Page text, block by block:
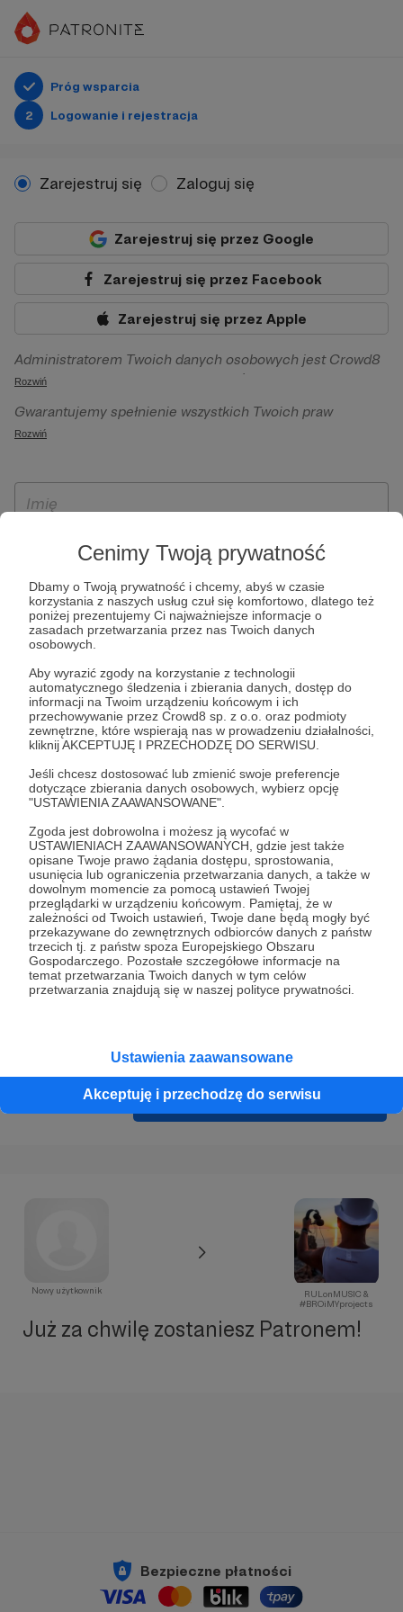
Cenimy Twoją prywatność
Dbamy o Twoją prywatność i chcemy, abyś w czasie
korzystania z naszych usług czuł się komfortowo, dlatego też
poniżej prezentujemy Ci najważniejsze informacje o
zasadach przetwarzania przez nas Twoich danych
osobowych.
Aby wyrazić zgody na korzystanie z technologii
automatycznego śledzenia i zbierania danych, dostęp do
informacji na Twoim urządzeniu końcowym i ich
przechowywanie przez Crowd8 sp. z o.o. oraz podmioty
zewnętrzne, które wspierają nas w prowadzeniu działalności,
kliknij AKCEPTUJĘ I PRZECHODZĘ DO SERWISU.
Jeśli chcesz dostosować lub zmienić swoje preferencje
dotyczące zbierania danych osobowych, wybierz opcję
"USTAWIENIA ZAAWANSOWANE".
Zgoda jest dobrowolna i możesz ją wycofać w
USTAWIENIACH ZAAWANSOWANYCH, gdzie jest także
opisane Twoje prawo żądania dostępu, sprostowania,
usunięcia lub ograniczenia przetwarzania danych, a także w
dowolnym momencie za pomocą ustawień Twojej
przeglądarki w urządzeniu końcowym. Pamiętaj, że w
zależności od Twoich ustawień, Twoje dane będą mogły być
przekazywane do zewnętrznych odbiorców danych z państw
trzecich tj. z państw spoza Europejskiego Obszaru
Gospodarczego. Pozostałe szczegółowe informacje na
temat przetwarzania Twoich danych w tym celów
przetwarzania znajdują się w naszej polityce prywatności.
Ustawienia zaawansowane
Akceptuję i przechodzę do serwisu
Próg wsparcia
2
Logowanie i rejestracja
Zarejestruj się Zaloguj się
Zarejestruj się przez Google
Zarejestruj się przez Facebook
Zarejestruj się przez Apple
Administratorem Twoich danych osobowych jest Crowd8
sp. z o.o. z siedziba w Warszawie, ul. Żwirki i Wigury 16, 02-
092 Warszawa. Twoje dane osobowe będą przetwarzane w
szczególności w celu wykonania umowy zawartej z Tobą, w
Patronite.pl, w tym możliwości dokonywania oraz
otrzymywania wsparcia na naszej platformie oraz
Rozwiń
Gwarantujemy spełnienie wszystkich Twoich praw
wynikających z ogólnego rozporządzenia o ochronie
ich przenoszenia, niepodlegania zautomatyzowanemu
wyrażenia sprzeciwu wobec przetwarzania Twoich danych
osobowych. Rejestracja dla osób niepełnoletnich możliwa
jest po przekazaniu podpisanego formularza "Zgodna na
założenie konta przez osobę niepełnoletnią", formularz
dostępny jest na stronie regulaminu Patronite.pl.
Rozwiń
* Zapoznałem się i akceptujęRegulaminserwisu oraz
Prywatności.
* Wyrażam zgodę na przetwarzanie moich danych
osobowych podanych w formularzu rejestracyjnym w celu
prawidłowego świadczenia usług serwisu Patronite.
Wyrażam zgodę na otrzymywanie drogą elektroniczną
informacji handlowych - newslettera. Opcja ta może zostać
zmieniona w ustawieniach konta.
Cofnij Zarejestruj się i przejdź dalej
Nowy użytkownik
RULonMUSIC &
#BROiMYprojects
Już za chwilę zostaniesz Patronem!
Bezpieczne płatności